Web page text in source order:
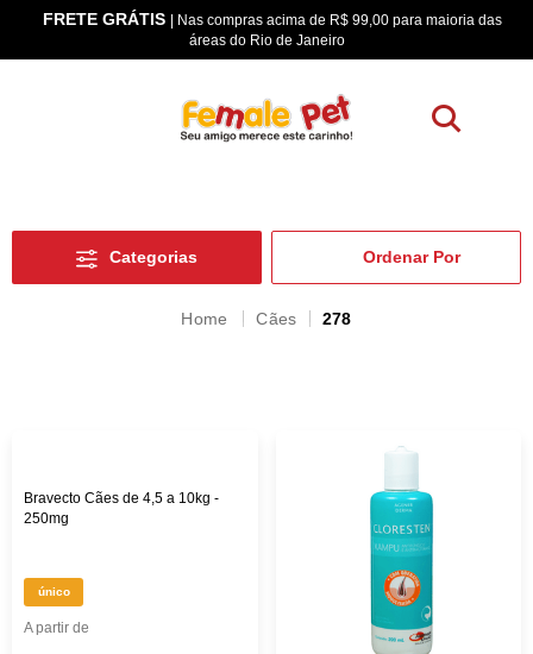
5% à Vista| Pagamento Pix ou Boleto Bancário
Cães 278
Categorias
Bravecto Cães de 4,5 a 10kg -
250mg
único
A partir de